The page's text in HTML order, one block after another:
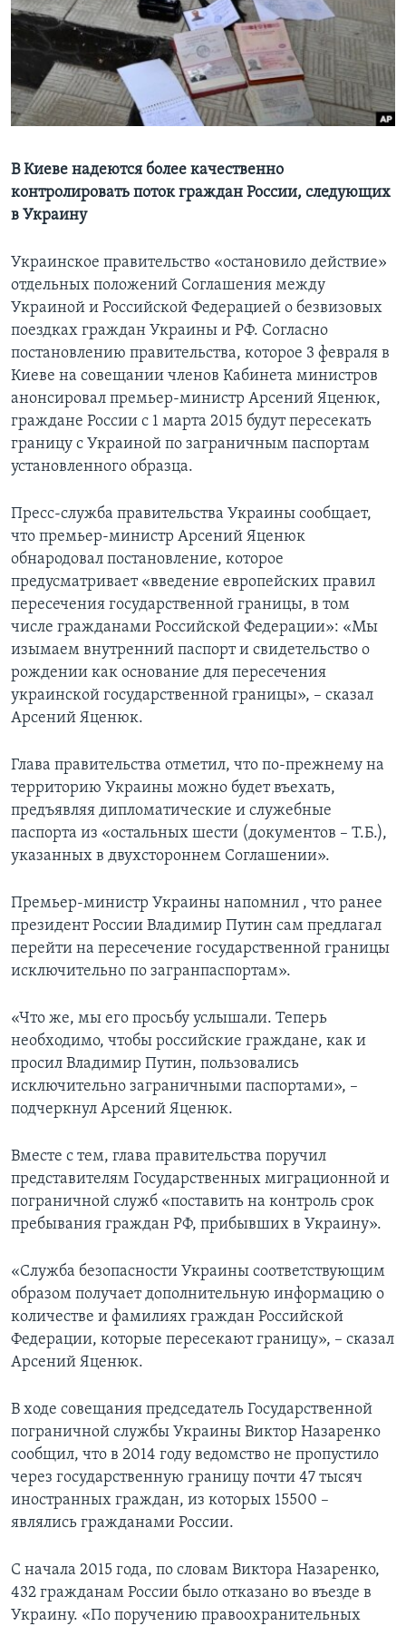
Learning English
СОЦИАЛЬНЫЕ СЕТИ
Языки
В Киеве надеются более качественно
контролировать поток граждан России, следующих
в Украину
Украинское правительство «остановило действие»
отдельных положений Соглашения между
Украиной и Российской Федерацией о безвизовых
поездках граждан Украины и РФ. Согласно
постановлению правительства, которое 3 февраля в
Киеве на совещании членов Кабинета министров
анонсировал премьер-министр Арсений Яценюк,
граждане России с 1 марта 2015 будут пересекать
границу с Украиной по заграничным паспортам
установленного образца.
Пресс-служба правительства Украины сообщает,
что премьер-министр Арсений Яценюк
обнародовал постановление, которое
предусматривает «введение европейских правил
пересечения государственной границы, в том
числе гражданами Российской Федерации»: «Мы
изымаем внутренний паспорт и свидетельство о
рождении как основание для пересечения
украинской государственной границы», – сказал
Арсений Яценюк.
Глава правительства отметил, что по-прежнему на
территорию Украины можно будет въехать,
предъявляя дипломатические и служебные
паспорта из «остальных шести (документов – Т.Б.),
указанных в двухстороннем Соглашении».
Премьер-министр Украины напомнил , что ранее
президент России Владимир Путин сам предлагал
перейти на пересечение государственной границы
исключительно по загранпаспортам».
«Что же, мы его просьбу услышали. Теперь
необходимо, чтобы российские граждане, как и
просил Владимир Путин, пользовались
исключительно заграничными паспортами», –
подчеркнул Арсений Яценюк.
Вместе с тем, глава правительства поручил
представителям Государственных миграционной и
пограничной служб «поставить на контроль срок
пребывания граждан РФ, прибывших в Украину».
«Служба безопасности Украины соответствующим
образом получает дополнительную информацию о
количестве и фамилиях граждан Российской
Федерации, которые пересекают границу», – сказал
Арсений Яценюк.
В ходе совещания председатель Государственной
пограничной службы Украины Виктор Назаренко
сообщил, что в 2014 году ведомство не пропустило
через государственную границу почти 47 тысяч
иностранных граждан, из которых 15500 –
являлись гражданами России.
С начала 2015 года, по словам Виктора Назаренко,
432 гражданам России было отказано во въезде в
Украину. «По поручению правоохранительных